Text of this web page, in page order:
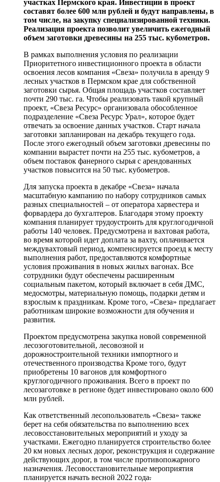
участках Пермского края. Инвестиции в проект
составят более 600 млн рублей и будут направлены, в
том числе, на закупку специализированной техники.
Реализация проекта позволит увеличить ежегодный
объем заготовки древесины на 255 тыс. кубометров.
В рамках выполнения условия по реализации
Приоритетного инвестиционного проекта в области
освоения лесов компания «Свеза» получила в аренду 9
лесных участков в Пермском крае для собственной
заготовки сырья. Общая площадь участков составляет
почти 290 тыс. га. Чтобы реализовать такой крупный
проект, «Свеза Ресурс» организовала обособленное
подразделение «Свеза Ресурс Урал», которое будет
отвечать за освоение данных участков. Старт начала
заготовки запланирован на декабрь текущего года.
После этого ежегодный объем заготовки древесины по
компании вырастет почти на 255 тыс. кубометров, а
объем поставок фанерного сырья с арендованных
участков повысится на 50 тыс. кубометров.
Для запуска проекта в декабре «Свеза» начала
масштабную кампанию по набору сотрудников самых
разных специальностей – от оператора харвестера и
форвардера до бухгалтеров. Благодаря этому проекту
компания планирует трудоустроить для круглогодичной
работы 140 человек. Предусмотрена и вахтовая работа,
во время которой идет доплата за вахту, оплачивается
междувахтовый период, компенсируется проезд к месту
выполнения работ, предоставляются комфортные
условия проживания в новых жилых вагонах. Все
сотрудники будут обеспечены расширенным
социальным пакетом, который включает в себя ДМС,
медосмотры, материальную помощь, подарки детям и
взрослым к праздникам. Кроме того, «Свеза» предлагает
работникам широкие возможности для обучения и
развития.
Проектом предусмотрена закупка новой современной
лесозоготовительной, лесовозной и
дорожностроительной техники импортного и
отечественного производства Кроме того, будут
приобретены 10 вагонов для комфортного
круглогодичного проживания. Всего в проект по
лесозаготовке в регионе будет инвестировано около 600
млн рублей.
Как ответственный лесопользователь «Свеза» также
берет на себя обязательства по выполнению всех
лесовосстановительных мероприятий и уходу за
участками. Ежегодно планируется строительство более
20 км новых лесных дорог, реконструкция и содержание
действующих дорог, в том числе противопожарного
назначения. Лесовосстановительные мероприятия
планируется начать весной 2022 года.